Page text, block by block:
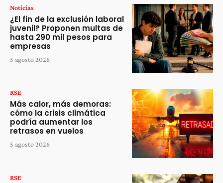
Noticias
¿El fin de la exclusión laboral
juvenil? Proponen multas de
hasta 290 mil pesos para
empresas
5 agosto 2026
RSE
Más calor, más demoras:
cómo la crisis climática
podría aumentar los
retrasos en vuelos
5 agosto 2026
RSE